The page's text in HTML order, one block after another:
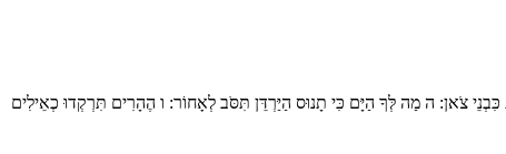
צֹאן: ה מַה לְּךָ הַיָּם כִּי תָנוּס הַיַּרְדֵּן תִּסֹּב לְאָחוֹר: ו הֶהָרִים תִּרְקְדוּ כְאֵילִים